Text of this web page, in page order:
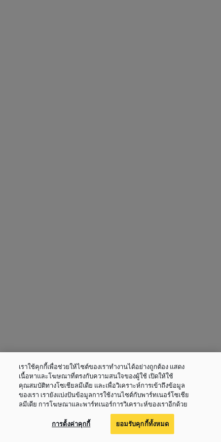
เราใช้คุกกี้เพื่อช่วยให้ไซต์ของเราทำงานได้อย่างถูกต้อง แสดง
เนื้อหาและโฆษณาที่ตรงกับความสนใจของผู้ใช้ เปิดให้ใช้
คุณสมบัติทางโซเชียลมีเดีย และเพื่อวิเคราะห์การเข้าถึงข้อมูล
ของเรา เรายังแบ่งปันข้อมูลการใช้งานไซต์กับพาร์ทเนอร์โซเชีย
ลมีเดีย การโฆษณาและพาร์ทเนอร์การวิเคราะห์ของเราอีกด้วย
การตั้งค่าคุกกี้ ยอมรับคุกกี้ทั้งหมด